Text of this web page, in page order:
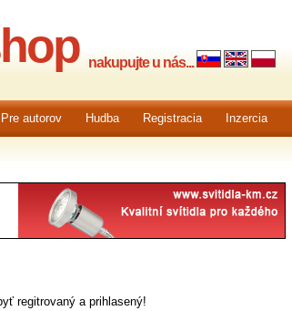
nakupujte u nás...
Pre autorov Hudba Registracia Inzercia
regitrovaný a prihlasený!